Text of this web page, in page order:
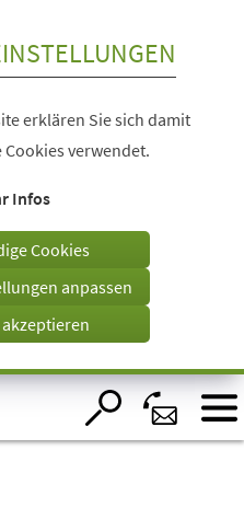
erklären Sie sich damit
verwendet.
Infos
Cookies
anpassen